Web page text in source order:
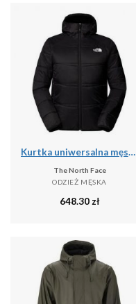
Kurtka uniwersalna męska The North Face Quest Ins
The North Face
ODZIEŻ MĘSKA
648.30zł